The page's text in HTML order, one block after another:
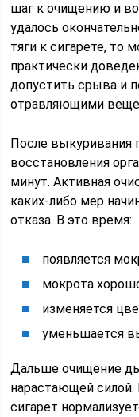
шаг к очищению и
удалось
тяги к сигарете, то
практически
допустить срыва и
отравляющими
После выкуривания
восстановления
минут. Активная
каких-либо мер
отказа. В это время:
появляется
мокрота
изменяется
уменьшается
Дальше очищение
нарастающей
сигарет